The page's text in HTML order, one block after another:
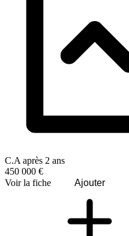
C.A après 2 ans
450 000 €
Voir la fiche
Ajouter